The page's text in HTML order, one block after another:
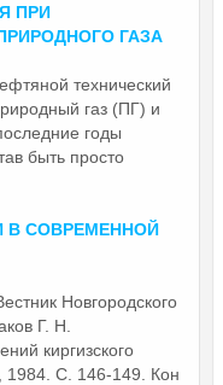
ПРИ
ГАЗА
технический
газ (ПГ) и
годы
быть просто
В СОВРЕМЕННОЙ
Новгородского
Г. Н.
киргизского
1984. С. 146-149. Кон